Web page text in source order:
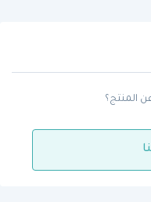
المنتج؟